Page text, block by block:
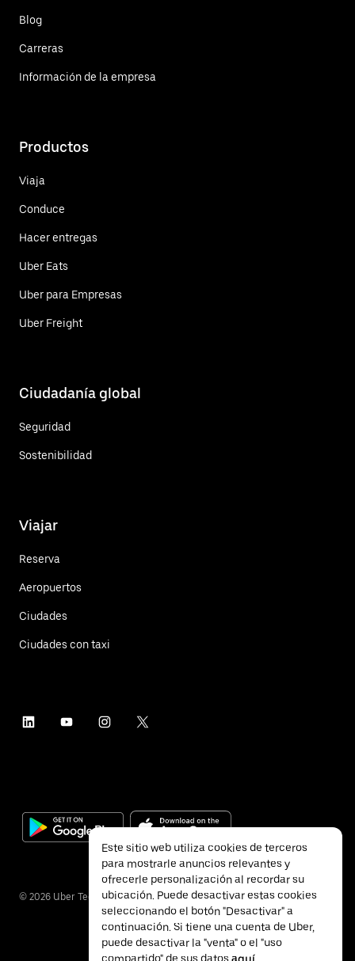
Blog
Carreras
Información de la empresa
Productos
Viaja
Conduce
Hacer entregas
Uber Eats
Uber para Empresas
Uber Freight
Ciudadanía global
Seguridad
Sostenibilidad
Viajar
Reserva
Aeropuertos
Ciudades
Ciudades con taxi
© 2026 Uber Technologies Inc.
Este sitio web utiliza cookies de terceros
para mostrarle anuncios relevantes y
ofrecerle personalización al recordar su
ubicación. Puede desactivar estas cookies
seleccionando el botón "Desactivar" a
continuación. Si tiene una cuenta de Uber,
puede desactivar la "venta" o el "uso